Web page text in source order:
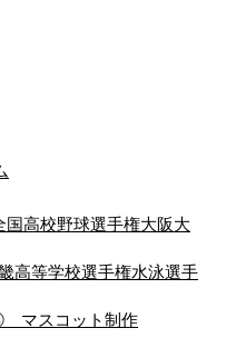
高校野球選手権大阪大
高等学校選手権水泳選手
マスコット制作